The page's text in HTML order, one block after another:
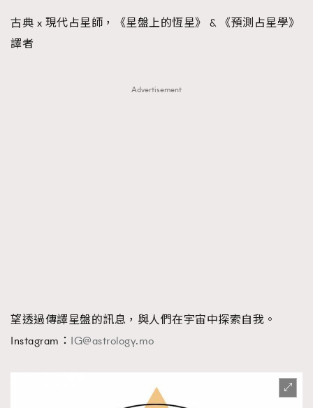
古典 x 現代占星師，《星盤上的恆星》 & 《預測占星學》
譯者
Advertisement
望透過傳譯星盤的訊息，與人們在宇宙中探索自我。
Instagram： IG@astrology.mo